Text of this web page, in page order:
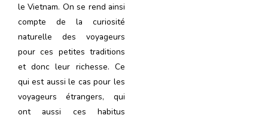
le Vietnam. On se rend ainsi
compte de la curiosité
naturelle des voyageurs
pour ces petites traditions
et donc leur richesse. Ce
qui est aussi le cas pour les
voyageurs étrangers, qui
ont aussi ces habitus